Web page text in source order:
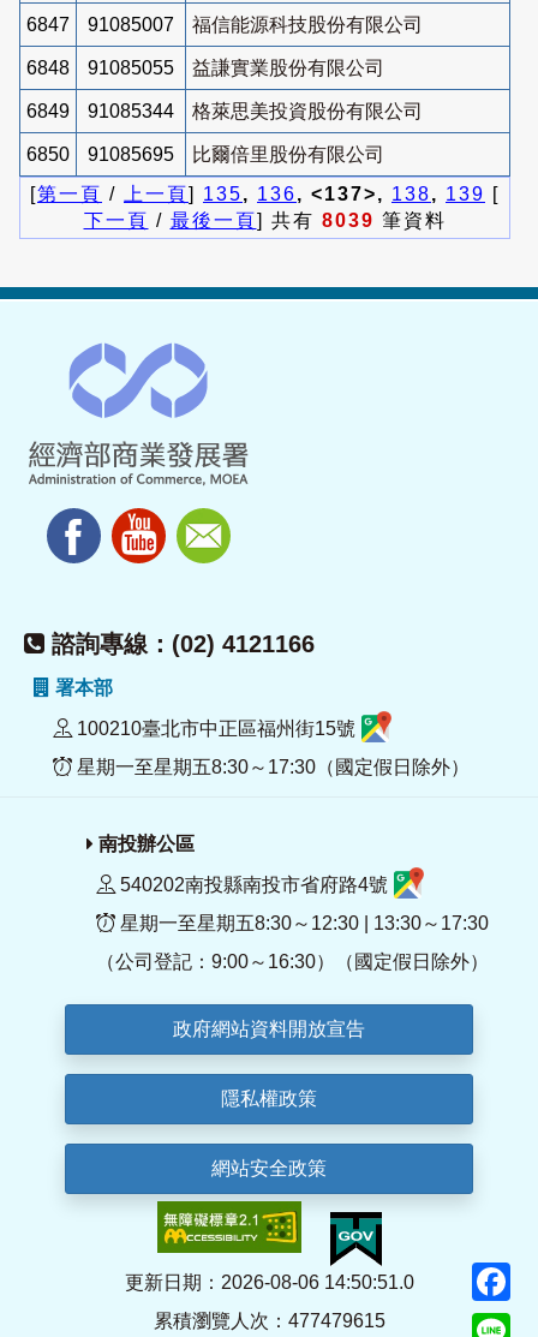
6847 91085007 福信能源科技股份有限公司
6848 91085055 益謙實業股份有限公司
6849 91085344 格萊思美投資股份有限公司
6850 91085695
比爾倍里股份有限公司
[第一頁 / 上一頁] 135, 136, <137>, 138, 139 [
下一頁 / 最後一頁] 共有 8039 筆資料
諮詢專線：(02) 4121166
署本部
100210臺北市中正區福州街15號
星期一至星期五8:30～17:30（國定假日除外）
南投辦公區
540202南投縣南投市省府路4號
星期一至星期五8:30～12:30 | 13:30～17:30
（公司登記：9:00～16:30）（國定假日除外）
政府網站資料開放宣告
隱私權政策
網站安全政策
更新日期：2026-08-06 14:50:51.0
累積瀏覽人次：477479615